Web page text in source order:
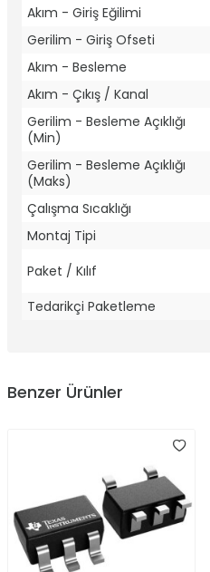
Akım - Giriş Eğilimi
Gerilim - Giriş Ofseti
Akım - Besleme
Akım - Çıkış / Kanal
Gerilim - Besleme Açıklığı
(Min)
Gerilim - Besleme Açıklığı
(Maks)
Çalışma Sıcaklığı
Montaj Tipi
Paket / Kılıf
Tedarikçi Paketleme
Benzer Ürünler